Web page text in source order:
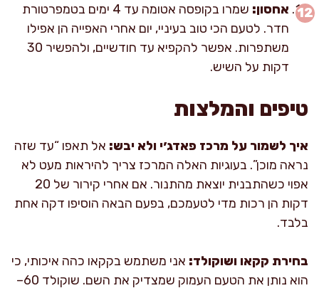
אחסון:
שמרו בקופסה אטומה עד 4 ימים בטמפרטורת
חדר. לטעם הכי טוב בעיניי, יום אחרי האפייה הן אפילו
משתפרות. אפשר להקפיא עד חודשיים, ולהפשיר 30
דקות על השיש.
טיפים והמלצות
איך לשמור על מרכז פאדג׳י ולא יבש: אל תאפו “עד שזה
נראה מוכן”. בעוגיות האלה המרכז צריך להיראות מעט לא
אפוי כשהתבנית יוצאת מהתנור. אם אחרי קירור של 20
דקות הן רכות מדי לטעמכם, בפעם הבאה הוסיפו דקה אחת
בלבד.
בחירת קקאו ושוקולד: אני משתמש בקקאו כהה איכותי, כי
הוא נותן את הטעם העמוק שמצדיק את השם. שוקולד 60–